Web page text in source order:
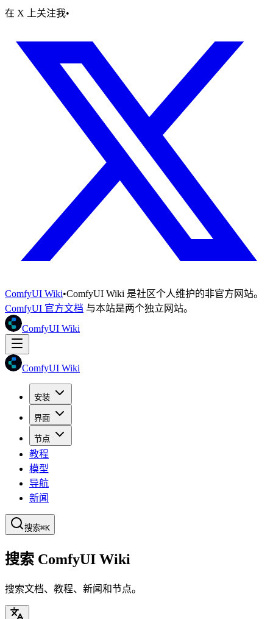
在 X 上关注我•
ComfyUI Wiki•ComfyUI Wiki 是社区个人维护的非官方网站。
ComfyUI 官方文档 与本站是两个独立网站。
ComfyUI Wiki
ComfyUI Wiki
安装
界面
节点
教程
模型
导航
新闻
搜索⌘K
搜索 ComfyUI Wiki
搜索文档、教程、新闻和节点。